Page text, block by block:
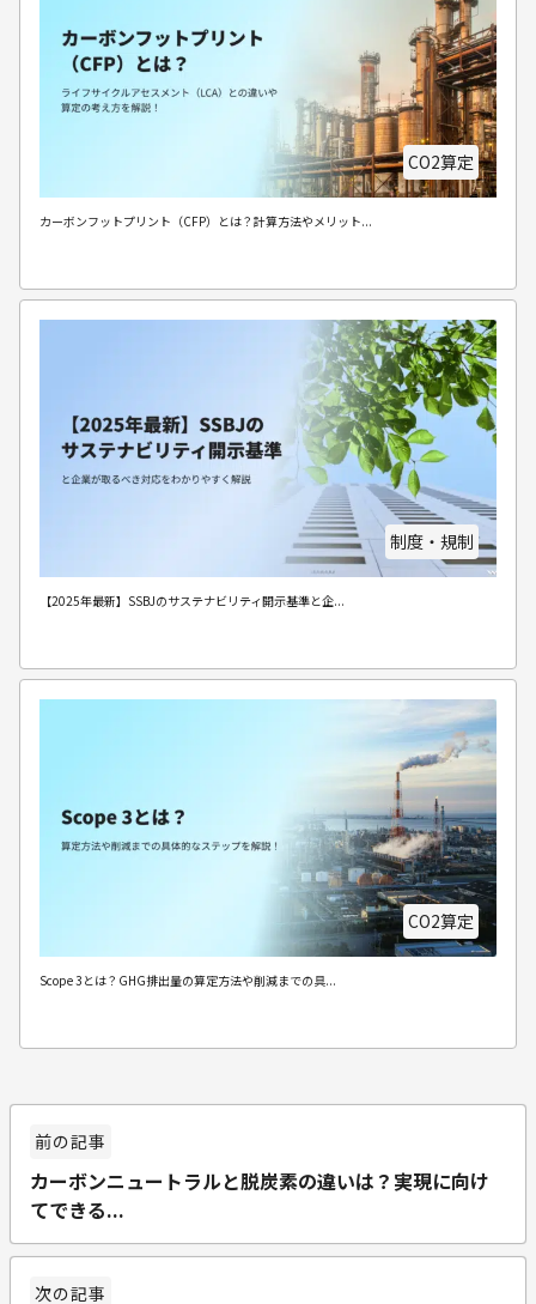
CO2算定
カーボンフットプリント（CFP）とは？計算方法やメリット...
制度・規制
【2025年最新】SSBJのサステナビリティ開示基準と企...
CO2算定
Scope 3とは？GHG排出量の算定方法や削減までの具...
カーボンニュートラルと脱炭素の違いは？実現に向け
てできる...